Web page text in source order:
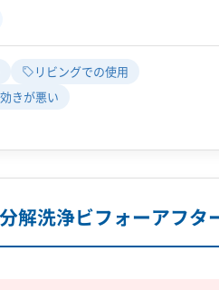
リビングでの使用
きが悪い
解洗浄ビフォーアフタ